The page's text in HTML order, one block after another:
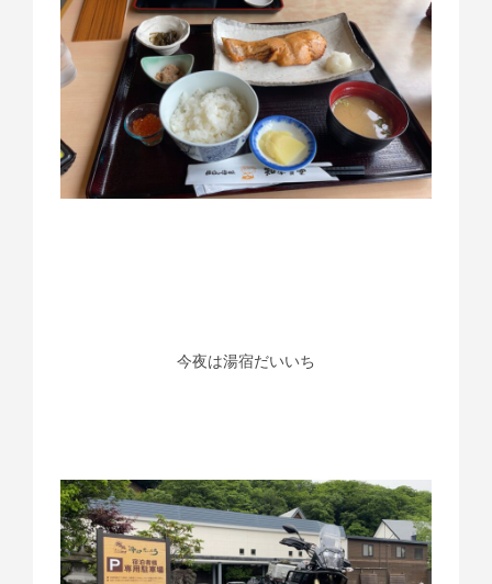
今夜は湯宿だいいち